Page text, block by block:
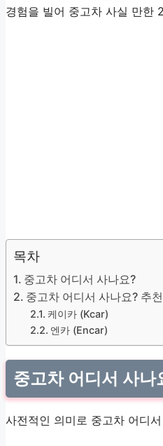
경험을 빌어 중고차 사실 만한
목차
중고차 어디서 사나요?
중고차 어디서 사나요? 추
케이카 (Kcar)
엔카 (Encar)
중고차 어디서 사나
사전적인 의미로 중고차 어디